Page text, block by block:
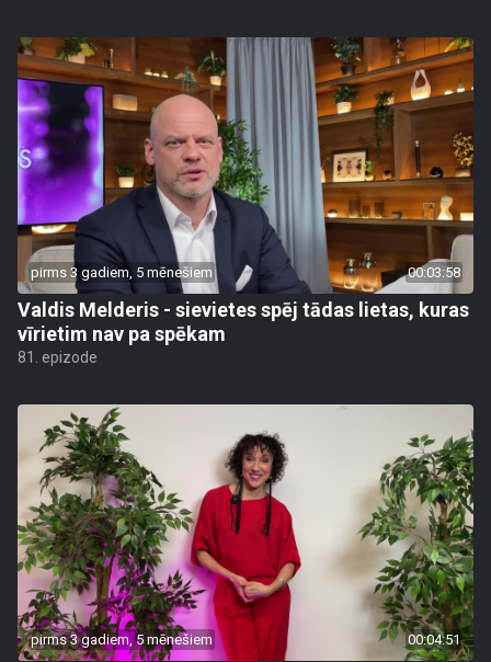
pirms 3 gadiem, 5 mēnešiem 00:03:58
Valdis Melderis - sievietes spēj tādas lietas, kuras
vīrietim nav pa spēkam
81. epizode
pirms 3 gadiem, 5 mēnešiem 00:04:51